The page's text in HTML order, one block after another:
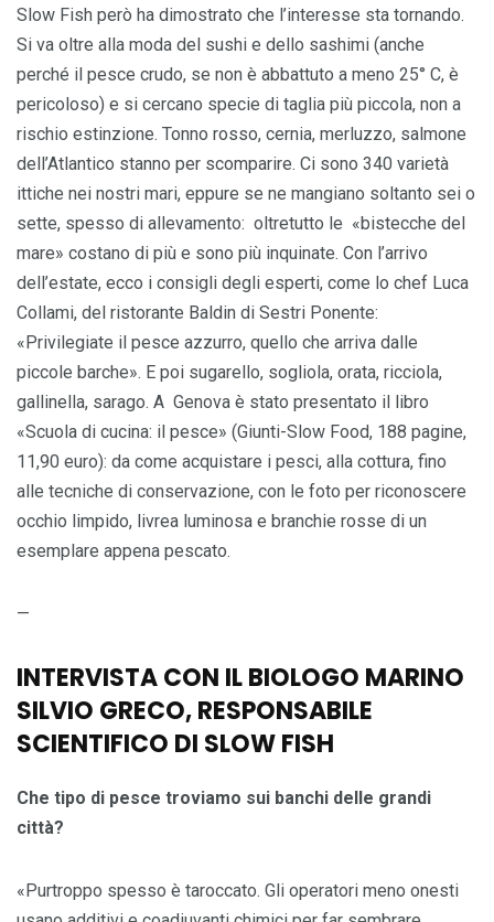
Slow Fish però ha dimostrato che l’interesse sta tornando.
Si va oltre alla moda del sushi e dello sashimi (anche
perché il pesce crudo, se non è abbattuto a meno 25° C, è
pericoloso) e si cercano specie di taglia più piccola, non a
rischio estinzione. Tonno rosso, cernia, merluzzo, salmone
dell’Atlantico stanno per scomparire. Ci sono 340 varietà
ittiche nei nostri mari, eppure se ne mangiano soltanto sei o
sette, spesso di allevamento: oltretutto le «bistecche del
mare» costano di più e sono più inquinate. Con l’arrivo
dell’estate, ecco i consigli degli esperti, come lo chef Luca
Collami, del ristorante Baldin di Sestri Ponente:
«Privilegiate il pesce azzurro, quello che arriva dalle
piccole barche». E poi sugarello, sogliola, orata, ricciola,
gallinella, sarago. A Genova è stato presentato il libro
«Scuola di cucina: il pesce» (Giunti-Slow Food, 188 pagine,
11,90 euro): da come acquistare i pesci, alla cottura, fino
alle tecniche di conservazione, con le foto per riconoscere
occhio limpido, livrea luminosa e branchie rosse di un
esemplare appena pescato.
—
INTERVISTA CON IL BIOLOGO MARINO
SILVIO GRECO, RESPONSABILE
SCIENTIFICO DI SLOW FISH
Che tipo di pesce troviamo sui banchi delle grandi
città?
«Purtroppo spesso è taroccato. Gli operatori meno onesti